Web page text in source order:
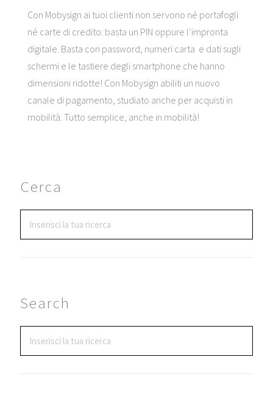
Con Mobysign ai tuoi clienti non servono né portafogli
né carte di credito: basta un PIN oppure l’impronta
digitale. Basta con password, numeri carta e dati sugli
schermi e le tastiere degli smartphone che hanno
dimensioni ridotte! Con Mobysign abiliti un nuovo
canale di pagamento, studiato anche per acquisti in
mobilità. Tutto semplice, anche in mobilità!
Cerca
Search